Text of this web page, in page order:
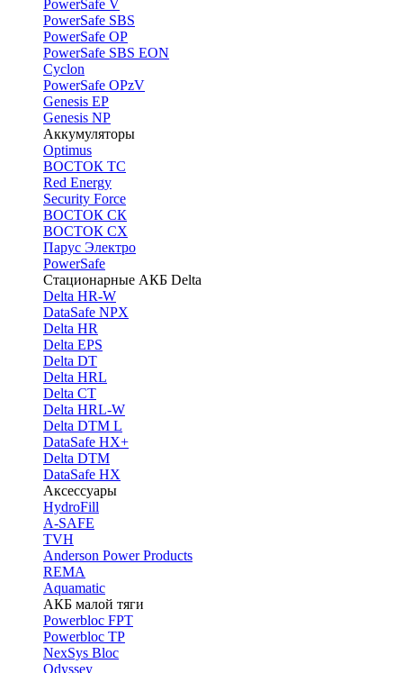
PowerSafe V
PоwerSafe SBS
PowerSafe OP
PоwerSafe SBS EON
Cyclon
PowerSafe OPzV
Genesis EP
Genesis NP
Аккумуляторы
Optimus
ВОСТОК ТС
Red Energy
Security Force
ВОСТОК СК
ВОСТОК СХ
Парус Электро
PowerSafe
Стационарные АКБ Delta
Delta HR-W
DataSafe NPX
Delta HR
Delta EPS
Delta DT
Delta HRL
Delta CT
Delta HRL-W
Delta DTM L
DataSafe HX+
Delta DTM
DataSafe HX
Аксессуары
HydroFill
A-SAFE
TVH
Anderson Power Products
REMA
Aquamatic
АКБ малой тяги
Powerbloc FPT
Powerbloc TP
NexSys Bloc
Odyssey